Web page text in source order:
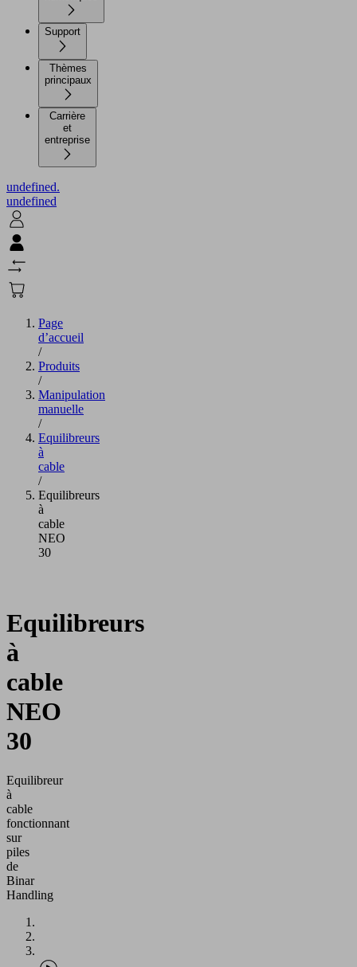
Support
Thèmes
principaux
Carrière
et
entreprise
undefined.
undefined
Page
d’accueil
/
Produits
/
Manipulation
manuelle
/
Equilibreurs
à
cable
/
Equilibreurs
à
cable
NEO
30
Equilibreurs
à
cable
NEO
30
Equilibreur
à
cable
fonctionnant
sur
piles
de
Binar
Handling